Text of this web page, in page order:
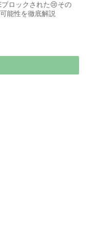
ロックされた😢その
能性を徹底解説